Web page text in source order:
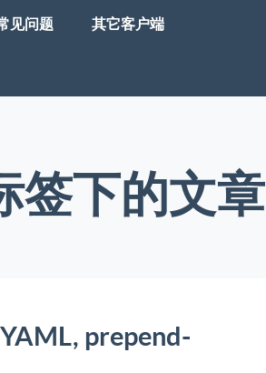
见问题 其它客户端
签下的文章
prepend-